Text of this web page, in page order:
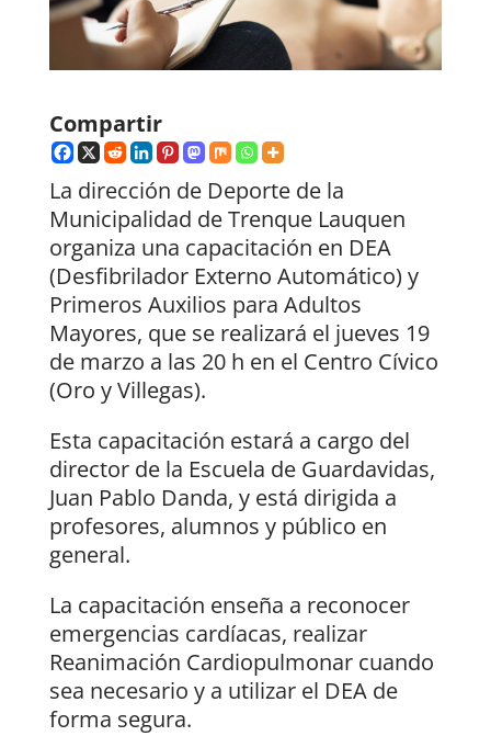
Compartir
La dirección de Deporte de la
Municipalidad de Trenque Lauquen
organiza una capacitación en DEA
(Desfibrilador Externo Automático) y
Primeros Auxilios para Adultos
Mayores, que se realizará el jueves 19
de marzo a las 20 h en el Centro Cívico
(Oro y Villegas).
Esta capacitación estará a cargo del
director de la Escuela de Guardavidas,
Juan Pablo Danda, y está dirigida a
profesores, alumnos y público en
general.
La capacitación enseña a reconocer
emergencias cardíacas, realizar
Reanimación Cardiopulmonar cuando
sea necesario y a utilizar el DEA de
forma segura.